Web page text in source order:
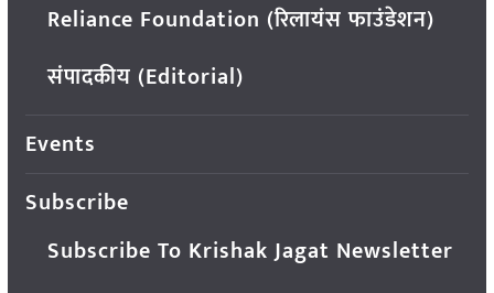
Reliance Foundation (रिलायंस फाउंडेशन)
संपादकीय (Editorial)
Events
Subscribe
Subscribe To Krishak Jagat Newsletter